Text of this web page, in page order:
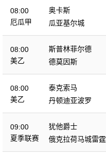
08:00
厄瓜甲
奥卡斯
瓜亚基尔城
08:00
美乙
斯普林菲尔德
德莫因斯
08:00
美乙
泰克索马
丹顿迪亚波罗
09:00
夏季联赛
犹他爵士
俄克拉荷马城雷霆